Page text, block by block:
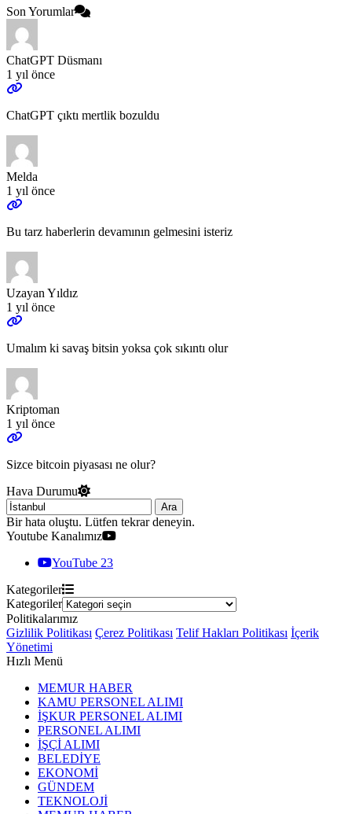
Son Yorumlar
ChatGPT Düsmanı
1 yıl önce
ChatGPT çıktı mertlik bozuldu
Melda
1 yıl önce
Bu tarz haberlerin devamının gelmesini isteriz
Uzayan Yıldız
1 yıl önce
Umalım ki savaş bitsin yoksa çok sıkıntı olur
Kriptoman
1 yıl önce
Sizce bitcoin piyasası ne olur?
Hava Durumu
Ara
Bir hata oluştu. Lütfen tekrar deneyin.
Youtube Kanalımız
YouTube 23
Kategoriler
Kategoriler
Politikalarımız
Gizlilik Politikası Çerez Politikası Telif Hakları Politikası İçerik
Yönetimi
Hızlı Menü
MEMUR HABER
KAMU PERSONEL ALIMI
İŞKUR PERSONEL ALIMI
PERSONEL ALIMI
İŞÇİ ALIMI
BELEDİYE
EKONOMİ
GÜNDEM
TEKNOLOJİ